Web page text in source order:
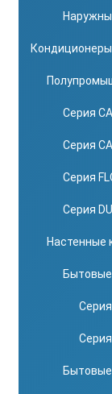
Серия
Серия
Серия
Серия
Настенные